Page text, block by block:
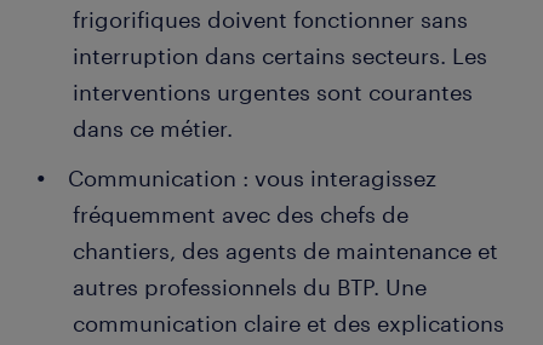
frigorifiques doivent fonctionner sans
interruption dans certains secteurs. Les
interventions urgentes sont courantes
dans ce métier.
Communication : vous interagissez
fréquemment avec des chefs de
chantiers, des agents de maintenance et
autres professionnels du BTP. Une
communication claire et des explications